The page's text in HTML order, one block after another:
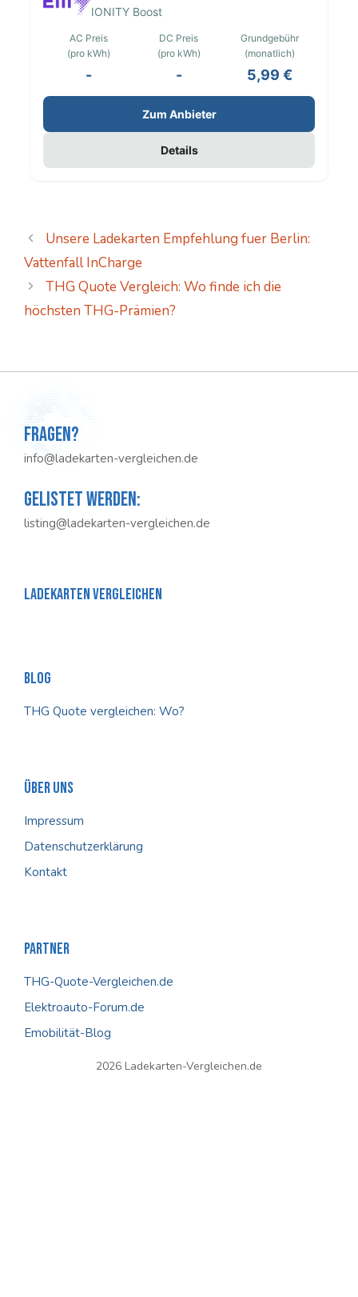
IONITY Boost
AC Preis
(pro kWh)
-
DC Preis
(pro kWh)
-
Grundgebühr
(monatlich)
5,99 €
Zum Anbieter
Details
Unsere Ladekarten Empfehlung fuer Berlin:
Vattenfall InCharge
THG Quote Vergleich: Wo finde ich die
höchsten THG-Prämien?
Fragen?
info@ladekarten-vergleichen.de
Gelistet werden:
listing@ladekarten-vergleichen.de
Ladekarten Vergleichen
Blog
THG Quote vergleichen: Wo?
Über Uns
Impressum
Datenschutzerklärung
Kontakt
Partner
THG-Quote-Vergleichen.de
Elektroauto-Forum.de
Emobilität-Blog
2026 Ladekarten-Vergleichen.de